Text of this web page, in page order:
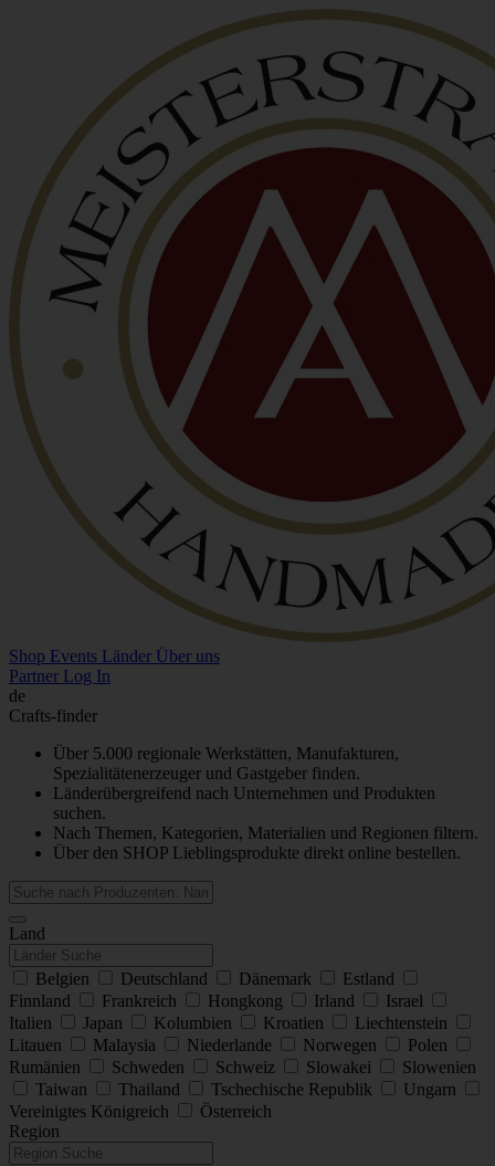
Shop Events Länder Über uns
Partner Log In
de
Crafts-finder
Über 5.000 regionale Werkstätten, Manufakturen,
Spezialitätenerzeuger und Gastgeber finden.
Länderübergreifend nach Unternehmen und Produkten
suchen.
Nach Themen, Kategorien, Materialien und Regionen filtern.
Über den SHOP Lieblingsprodukte direkt online bestellen.
Land
Belgien Deutschland Dänemark
Estland
Finnland
Frankreich Hongkong Irland
Israel
Italien
Japan Kolumbien Kroatien
Liechtenstein
Litauen
Malaysia Niederlande Norwegen
Polen
Rumänien
Schweden Schweiz Slowakei
Slowenien
Taiwan
Thailand Tschechische Republik
Ungarn
Vereinigtes Königreich
Österreich
Region